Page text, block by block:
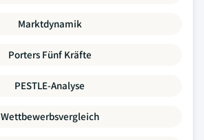
Marktdynamik
Porters Fünf Kräfte
PESTLE-Analyse
Wettbewerbsvergleich